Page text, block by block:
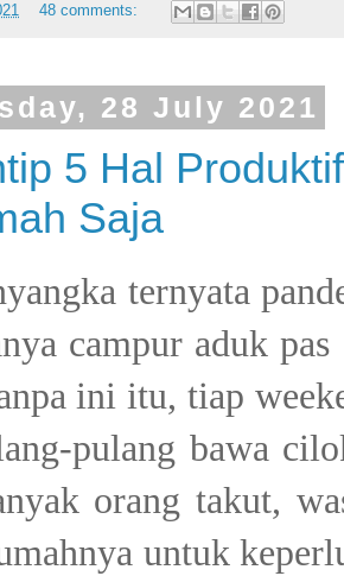
48 comments:
28 July 2021
5 Hal
Saja
ternyata
campur aduk
ini itu, tiap
pulang bawa
orang takut,
untuk